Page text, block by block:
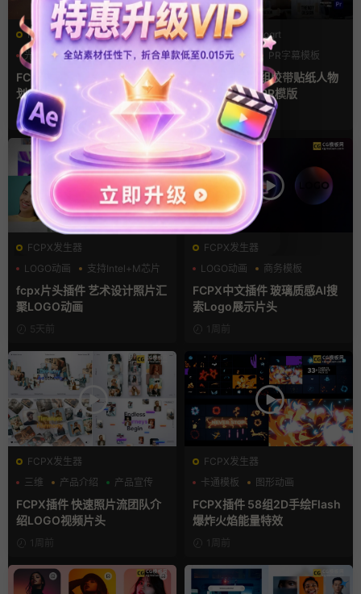
FCPX转场
光效
复古风
支持Intel+M芯片
FCPX转场插件 15组光效胶片
划痕复古视频过渡
22小时前
PR基本图形mogrt
PR基本图形
PR字幕模板
pr字幕模板 9组胶带贴纸人物
介绍角标动画PR模版
2天前
FCPX发生器
LOGO动画
支持Intel+M芯片
汇聚
fcpx片头插件 艺术设计照片汇
聚LOGO动画
5天前
FCPX发生器
LOGO动画
商务模板
支持Intel+M芯片
FCPX中文插件 玻璃质感AI搜
索Logo展示片头
1周前
FCPX发生器
三维
产品介绍 产品宣传
FCPX插件 快速照片流团队介
绍LOGO视频片头
1周前
FCPX发生器
卡通模板
图形动画
手绘风
FCPX插件 58组2D手绘Flash
爆炸火焰能量特效
1周前